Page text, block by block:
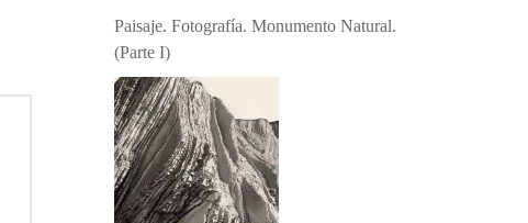
Paisaje. Fotografía. Monumento Natural.
(Parte I)